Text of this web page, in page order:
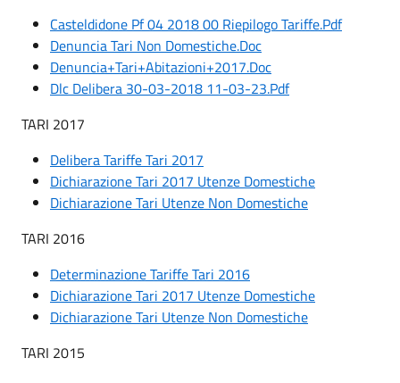
Casteldidone Pf 04 2018 00 Riepilogo Tariffe.Pdf
Denuncia Tari Non Domestiche.Doc
Denuncia+Tari+Abitazioni+2017.Doc
Dlc Delibera 30-03-2018 11-03-23.Pdf
TARI 2017
Delibera Tariffe Tari 2017
Dichiarazione Tari 2017 Utenze Domestiche
Dichiarazione Tari Utenze Non Domestiche
TARI 2016
Determinazione Tariffe Tari 2016
Dichiarazione Tari 2017 Utenze Domestiche
Dichiarazione Tari Utenze Non Domestiche
TARI 2015